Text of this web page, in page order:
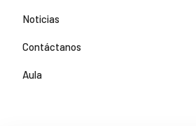
Noticias
Contáctanos
Aula